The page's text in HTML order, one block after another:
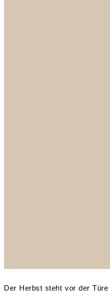
Der Herbst steht vor der